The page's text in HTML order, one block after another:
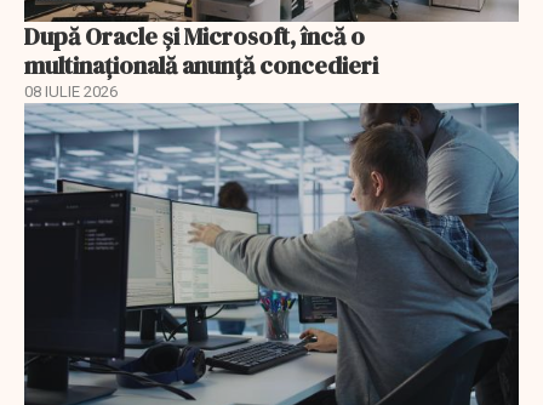
După Oracle şi Microsoft, încă o
multinaţională anunţă concedieri
08 IULIE 2026
EXCLUSIV